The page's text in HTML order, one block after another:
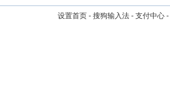
设置首页 - 搜狗输入法 - 支付中心 -